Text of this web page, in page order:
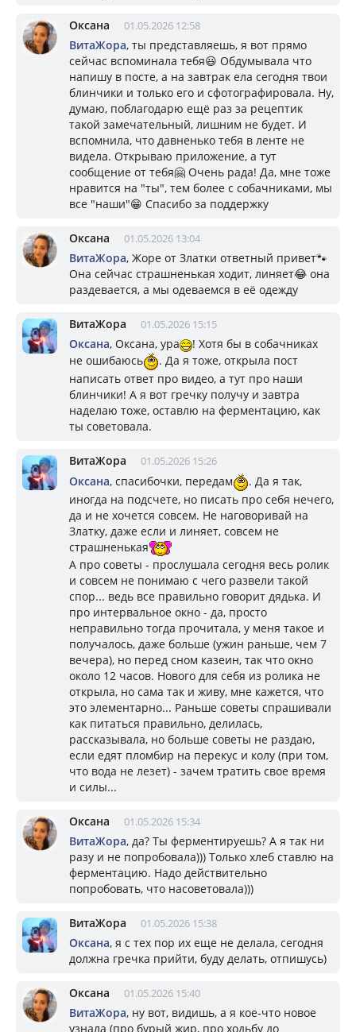
Оксана 01.05.2026 12:58
ВитаЖора, ты представляешь, я вот прямо
сейчас вспоминала тебя😃 Обдумывала что
напишу в посте, а на завтрак ела сегодня твои
блинчики и только его и сфотографировала. Ну,
думаю, поблагодарю ещё раз за рецептик
такой замечательный, лишним не будет. И
вспомнила, что давненько тебя в ленте не
видела. Открываю приложение, а тут
сообщение от тебя🤗 Очень рада! Да, мне тоже
нравится на "ты", тем более с собачниками, мы
все "наши"😁 Спасибо за поддержку
Оксана 01.05.2026 13:04
ВитаЖора, Жоре от Златки ответный привет🐾
Она сейчас страшненькая ходит, линяет😂 она
раздевается, а мы одеваемся в её одежду
ВитаЖора 01.05.2026 15:15
Оксана, Оксана, ура
! Хотя бы в собачниках
не ошибаюсь
. Да я тоже, открыла пост
написать ответ про видео, а тут про наши
блинчики! А я вот гречку получу и завтра
наделаю тоже, оставлю на ферментацию, как
ты советовала.
ВитаЖора 01.05.2026 15:26
Оксана, спасибочки, передам
. Да я так,
иногда на подсчете, но писать про себя нечего,
да и не хочется совсем. Не наговоривай на
Златку, даже если и линяет, совсем не
страшненькая
А про советы - прослушала сегодня весь ролик
и совсем не понимаю с чего развели такой
спор... ведь все правильно говорит дядька. И
про интервальное окно - да, просто
неправильно тогда прочитала, у меня такое и
получалось, даже больше (ужин раньше, чем 7
вечера), но перед сном казеин, так что окно
около 12 часов. Нового для себя из ролика не
открыла, но сама так и живу, мне кажется, что
это элементарно... Раньше советы спрашивали
как питаться правильно, делилась,
рассказывала, но больше советы не раздаю,
если едят пломбир на перекус и колу (при том,
что вода не лезет) - зачем тратить свое время
и силы...
Оксана 01.05.2026 15:34
ВитаЖора, да? Ты ферментируешь? А я так ни
разу и не попробовала))) Только хлеб ставлю на
ферментацию. Надо действительно
попробовать, что насоветовала)))
ВитаЖора 01.05.2026 15:38
Оксана, я с тех пор их еще не делала, сегодня
должна гречка прийти, буду делать, отпишусь)
Оксана 01.05.2026 15:40
ВитаЖора, ну вот, видишь, а я кое-что новое
узнала (про бурый жир, про ходьбу до